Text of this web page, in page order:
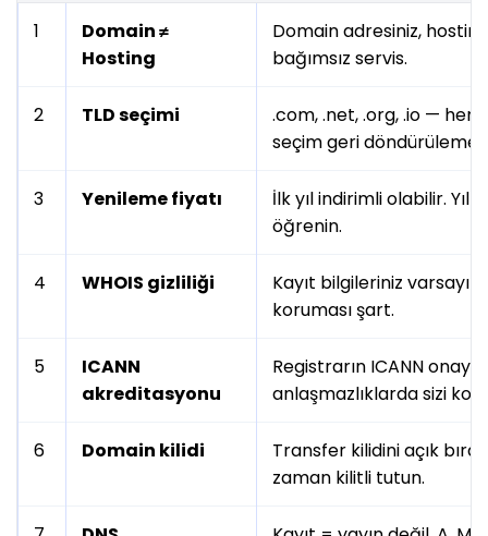
1
Domain ≠
Hosting
Domain adresiniz, hosting
bağımsız servis.
2 TLD seçimi
.com, .net, .org, .io — her
seçim geri
3 Yenileme fiyatı
İlk yıl indirimli olabilir. Yıl
öğrenin.
4 WHOIS gizliliği
Kayıt bilgileriniz
koruması şart.
5
ICANN
akreditasyonu
Registrarın ICANN
anlaşmazlıklarda sizi
6 Domain kilidi
Transfer kilidini açık
zaman kilitli tutun.